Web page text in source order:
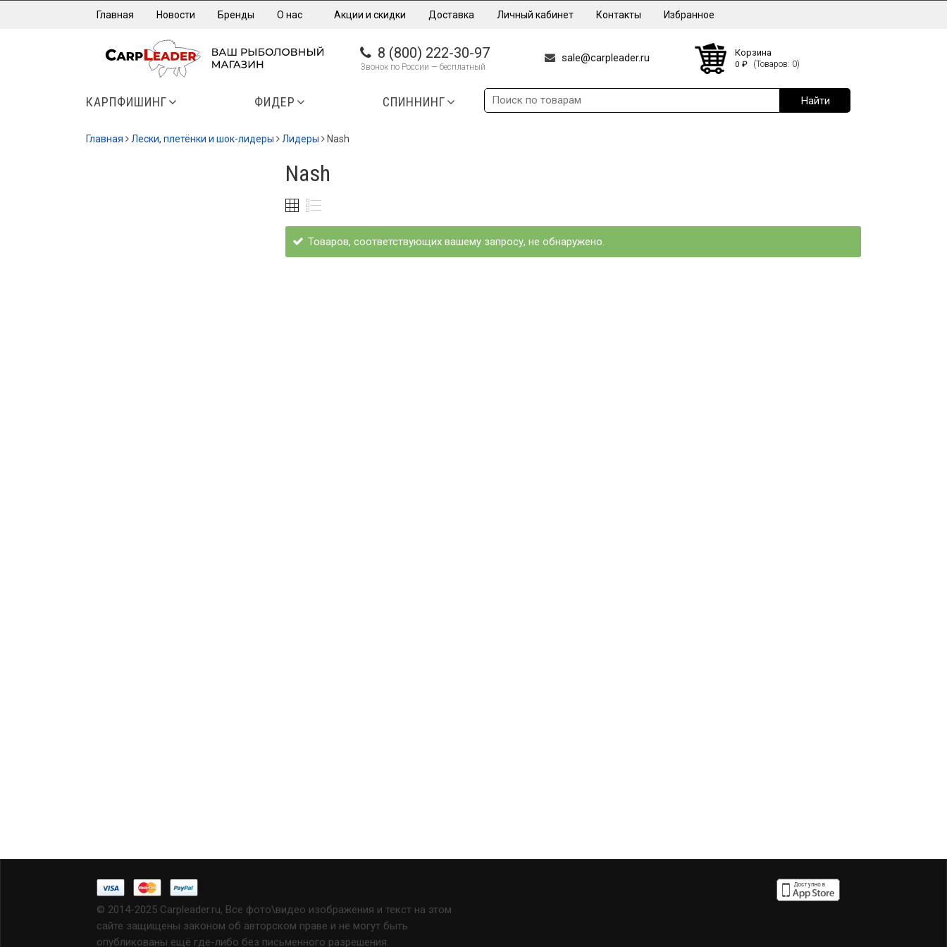
Главная Новости Бренды О нас Акции и скидки Доставка Личный кабинет Контакты Избранное
8 (800) 222-30-97
Звонок по России — бесплатный
sale@carpleader.ru Корзина
0 ₽ (Товаров: 0)
КАРПФИШИНГ ФИДЕР СПИННИНГ
Главная Лески, плетёнки и шок-лидеры Лидеры Nash
Nash
Товаров, соответствующих вашему запросу, не обнаружено.
© 2014-2025 Carpleader.ru, Все фото\видео изображения и текст на этом
сайте защищены законом об авторском праве и не могут быть
опубликованы ещё где-либо без письменного разрешения.